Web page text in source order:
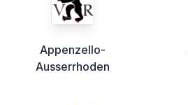
Appenzello-
Ausserrhoden